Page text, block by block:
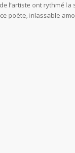
de l’artiste ont rythmé
poète, inlassable